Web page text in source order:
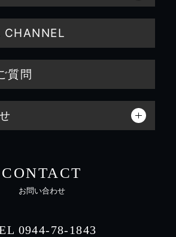
CHANNEL
質問
CONTACT
お問い合わせ
0944-78-1843